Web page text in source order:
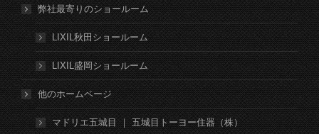
弊社最寄りのショールーム
LIXIL秋田ショールーム
LIXIL盛岡ショールーム
他のホームページ
マドリエ五城目 ｜ 五城目トーヨー住器（株）